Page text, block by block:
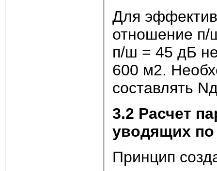
Для
отношение п/
п/ш = 45 дБ
600 м2.
составлять
3.2 Расчет
уводящих по
Принцип